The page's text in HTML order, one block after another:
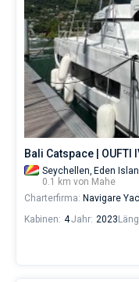
Bali Catspace | OUFTI
Seychellen, Eden
0.1 km von Mahe
Charterfirma: Navigare
Kabinen: 4Jahr: 2023